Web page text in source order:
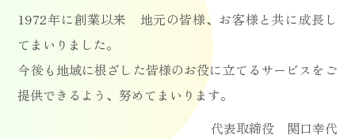
1972年に創業以来 地元の皆様、お客様と共に成長し
てまいりました。
今後も地域に根ざした皆様のお役に立てるサービスをご
提供できるよう、努めてまいります。
代表取締役 関口幸代